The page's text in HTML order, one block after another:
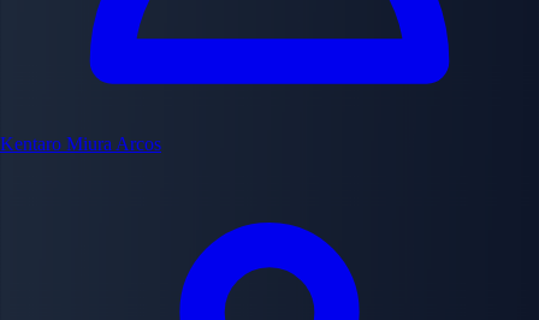
Kentaro Miura Arcos